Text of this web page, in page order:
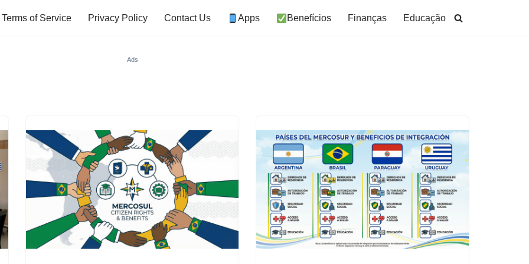
Terms of Service Privacy Policy Contact Us Apps Benefícios Finanças Educação
Ads